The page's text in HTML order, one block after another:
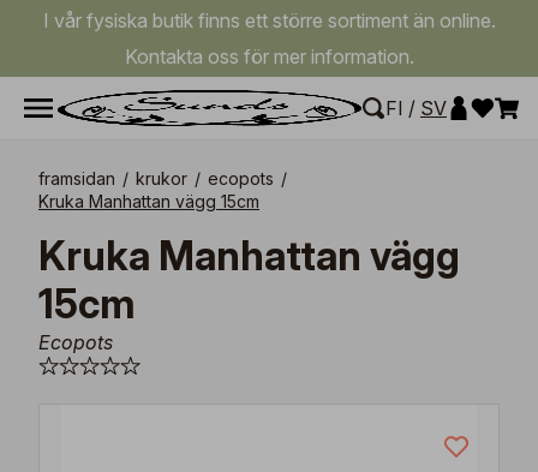
I vår fysiska butik finns ett större sortiment än online.
Kontakta oss för mer information.
FI / SV
framsidan / krukor / ecopots /
Kruka Manhattan vägg 15cm
Kruka Manhattan vägg
15cm
Ecopots